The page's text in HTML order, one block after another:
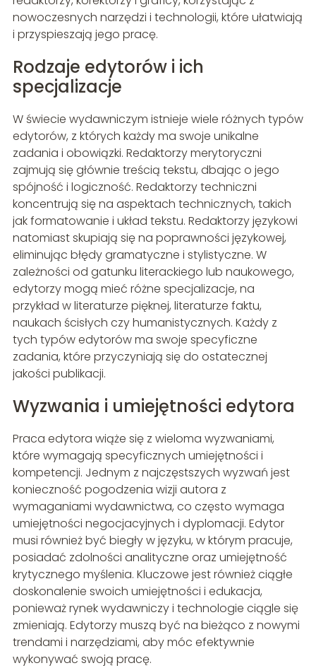
nowoczesnych narzędzi i technologii, które ułatwiają
i przyspieszają jego pracę.
Rodzaje edytorów i ich
specjalizacje
W świecie wydawniczym istnieje wiele różnych typów
edytorów, z których każdy ma swoje unikalne
zadania i obowiązki. Redaktorzy merytoryczni
zajmują się głównie treścią tekstu, dbając o jego
spójność i logiczność. Redaktorzy techniczni
koncentrują się na aspektach technicznych, takich
jak formatowanie i układ tekstu. Redaktorzy językowi
natomiast skupiają się na poprawności językowej,
eliminując błędy gramatyczne i stylistyczne. W
zależności od gatunku literackiego lub naukowego,
edytorzy mogą mieć różne specjalizacje, na
przykład w literaturze pięknej, literaturze faktu,
naukach ścisłych czy humanistycznych. Każdy z
tych typów edytorów ma swoje specyficzne
zadania, które przyczyniają się do ostatecznej
jakości publikacji.
Wyzwania i umiejętności edytora
Praca edytora wiąże się z wieloma wyzwaniami,
które wymagają specyficznych umiejętności i
kompetencji. Jednym z najczęstszych wyzwań jest
konieczność pogodzenia wizji autora z
wymaganiami wydawnictwa, co często wymaga
umiejętności negocjacyjnych i dyplomacji. Edytor
musi również być biegły w języku, w którym pracuje,
posiadać zdolności analityczne oraz umiejętność
krytycznego myślenia. Kluczowe jest również ciągłe
doskonalenie swoich umiejętności i edukacja,
ponieważ rynek wydawniczy i technologie ciągle się
zmieniają. Edytorzy muszą być na bieżąco z nowymi
trendami i narzędziami, aby móc efektywnie
wykonywać swoją pracę.